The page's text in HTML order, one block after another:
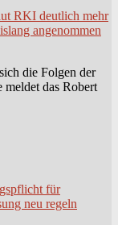
RKI deutlich mehr
angenommen
die Folgen der
das Robert
für
neu regeln